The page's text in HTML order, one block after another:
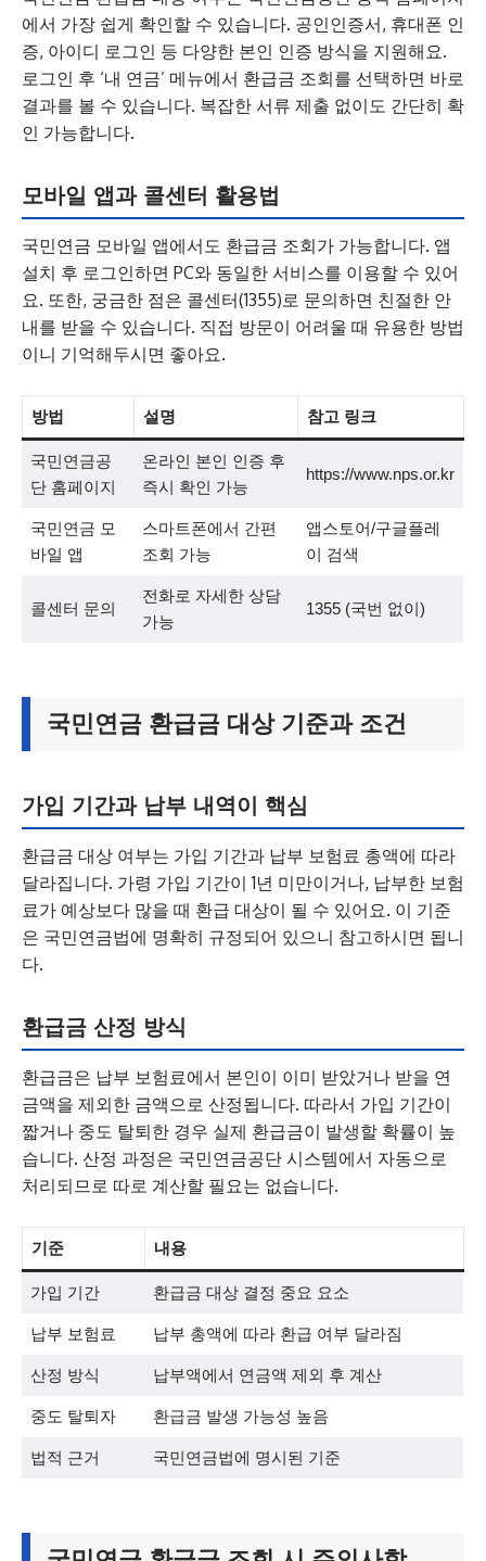
에서 가장 쉽게 확인할 수 있습니다. 공인인증서, 휴대폰 인
증, 아이디 로그인 등 다양한 본인 인증 방식을 지원해요.
로그인 후 ‘내 연금’ 메뉴에서 환급금 조회를 선택하면 바로
결과를 볼 수 있습니다. 복잡한 서류 제출 없이도 간단히 확
인 가능합니다.
모바일 앱과 콜센터 활용법
국민연금 모바일 앱에서도 환급금 조회가 가능합니다. 앱
설치 후 로그인하면 PC와 동일한 서비스를 이용할 수 있어
요. 또한, 궁금한 점은 콜센터(1355)로 문의하면 친절한 안
내를 받을 수 있습니다. 직접 방문이 어려울 때 유용한 방법
이니 기억해두시면 좋아요.
방법 설명 참고 링크
국민연금공
단 홈페이지
온라인 본인 인증 후
즉시 확인 가능
https://www.nps.or.kr
국민연금 모
바일 앱
스마트폰에서 간편
조회 가능
앱스토어/구글플레
이 검색
콜센터 문의
전화로 자세한 상담
가능
1355 (국번 없이)
국민연금 환급금 대상 기준과 조건
가입 기간과 납부 내역이 핵심
환급금 대상 여부는 가입 기간과 납부 보험료 총액에 따라
달라집니다. 가령 가입 기간이 1년 미만이거나, 납부한 보험
료가 예상보다 많을 때 환급 대상이 될 수 있어요. 이 기준
은 국민연금법에 명확히 규정되어 있으니 참고하시면 됩니
다.
환급금 산정 방식
환급금은 납부 보험료에서 본인이 이미 받았거나 받을 연
금액을 제외한 금액으로 산정됩니다. 따라서 가입 기간이
짧거나 중도 탈퇴한 경우 실제 환급금이 발생할 확률이 높
습니다. 산정 과정은 국민연금공단 시스템에서 자동으로
처리되므로 따로 계산할 필요는 없습니다.
기준 내용
가입 기간 환급금 대상 결정 중요 요소
납부 보험료 납부 총액에 따라 환급 여부 달라짐
산정 방식 납부액에서 연금액 제외 후 계산
중도 탈퇴자 환급금 발생 가능성 높음
법적 근거 국민연금법에 명시된 기준